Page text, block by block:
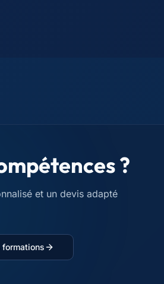
?
et un devis adapté
formations